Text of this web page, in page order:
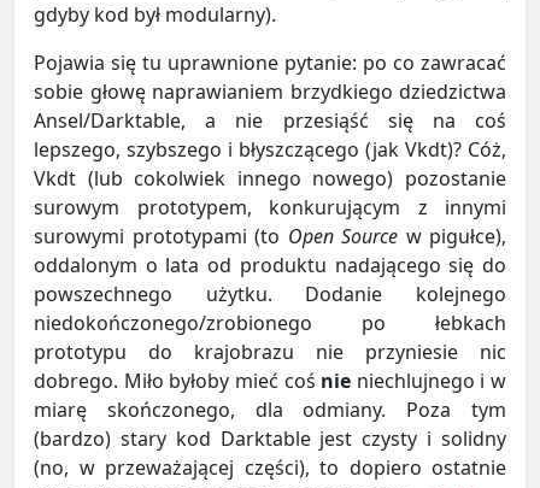
gdyby kod był modularny).
Pojawia się tu uprawnione pytanie: po co zawracać
sobie głowę naprawianiem brzydkiego dziedzictwa
Ansel/Darktable, a nie przesiąść się na coś
lepszego, szybszego i błyszczącego (jak Vkdt)? Cóż,
Vkdt (lub cokolwiek innego nowego) pozostanie
surowym prototypem, konkurującym z innymi
surowymi prototypami (to Open Source w pigułce),
oddalonym o lata od produktu nadającego się do
powszechnego użytku. Dodanie kolejnego
niedokończonego/zrobionego po łebkach
prototypu do krajobrazu nie przyniesie nic
dobrego. Miło byłoby mieć coś nie niechlujnego i w
miarę skończonego, dla odmiany. Poza tym
(bardzo) stary kod Darktable jest czysty i solidny
(no, w przeważającej części), to dopiero ostatnie